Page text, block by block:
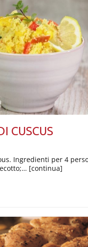
CUSCUS
Ingredienti per 4
[continua]